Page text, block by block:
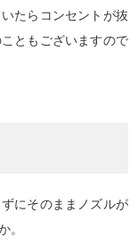
たらコンセントが抜
ともございますので
にそのままノズルが
。